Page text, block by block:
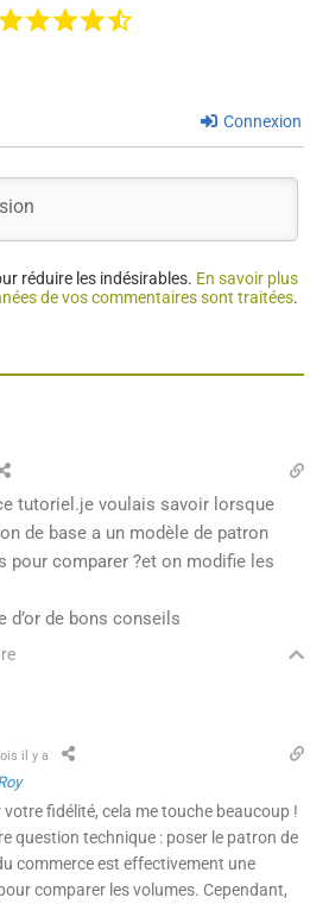
Connexion
réduire les indésirables. En savoir plus
de vos commentaires sont traitées.
tutoriel.je voulais savoir lorsque
de base a un modèle de patron
pour comparer ?et on modifie les
d’or de bons conseils
il y a
fidélité, cela me touche beaucoup !
question technique : poser le patron de
commerce est effectivement une
comparer les volumes. Cependant,